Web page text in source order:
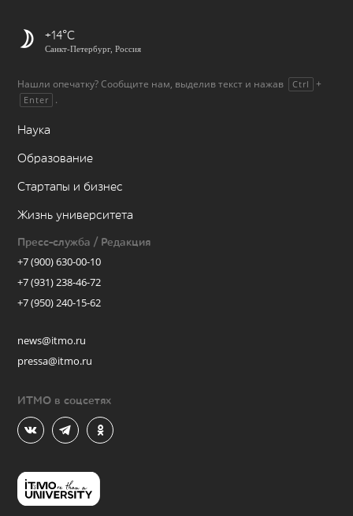
+14
Санкт-Петербург, Россия
Нашли опечатку? Сообщите нам, выделив текст и нажав Ctrl +
Enter .
Наука
Образование
Стартапы и бизнес
Жизнь университета
Пресс-служба / Редакция
+7 (900) 630-00-10
+7 (931) 238-46-72
+7 (950) 240-15-62
news@itmo.ru
pressa@itmo.ru
ИТМО в соцсетях